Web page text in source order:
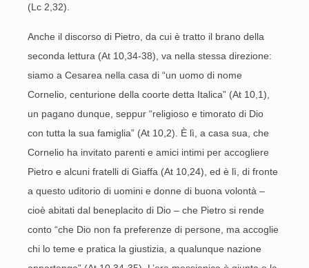
(Lc 2,32).
Anche il discorso di Pietro, da cui è tratto il brano della
seconda lettura (At 10,34-38), va nella stessa direzione:
siamo a Cesarea nella casa di “un uomo di nome
Cornelio, centurione della coorte detta Italica” (At 10,1),
un pagano dunque, seppur “religioso e timorato di Dio
con tutta la sua famiglia” (At 10,2). È lì, a casa sua, che
Cornelio ha invitato parenti e amici intimi per accogliere
Pietro e alcuni fratelli di Giaffa (At 10,24), ed è lì, di fronte
a questo uditorio di uomini e donne di buona volontà –
cioè abitati dal beneplacito di Dio – che Pietro si rende
conto “che Dio non fa preferenze di persone, ma accoglie
chi lo teme e pratica la giustizia, a qualunque nazione